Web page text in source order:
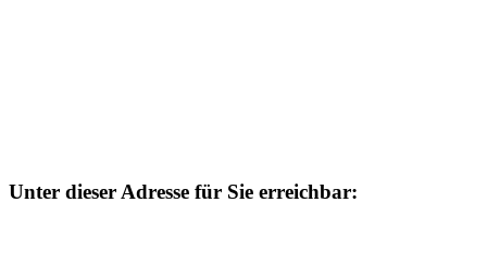
Unter dieser Adresse für Sie erreichbar: